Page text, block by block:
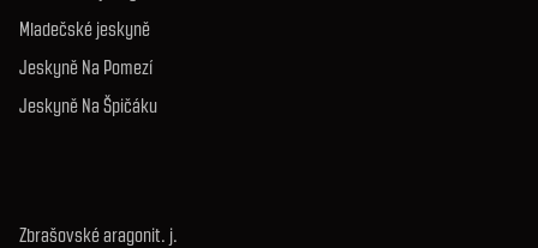
Mladečské jeskyně
Jeskyně Na Pomezí
Jeskyně Na Špičáku
Zbrašovské aragonit. j.